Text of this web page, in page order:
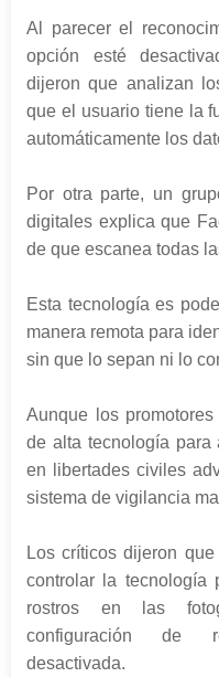
Al parecer el
opción esté
dijeron que analizan
que el usuario tiene la
automáticamente los
Por otra parte, un
digitales explica que
de que escanea todas
Esta tecnología es
manera remota para
sin que lo sepan ni lo
Aunque los
de alta tecnología para
en libertades civiles
sistema de vigilancia
Los críticos dijeron
controlar la tecnología
rostros en las
configuración de
desactivada.